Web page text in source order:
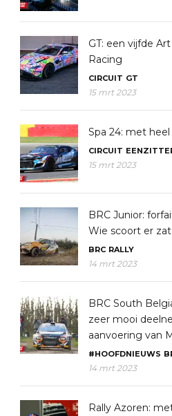
GT: een vijfde
Racing
CIRCUIT GT
15 mrt 2023
Spa 24: met
CIRCUIT
15 mrt 2023
BRC Junior:
Wie scoort er
BRC RALLY
14 mrt 2023
BRC South
zeer mooi
aanvoering van
#HOOFDNIEUWS
14 mrt 2023
Rally Azoren: